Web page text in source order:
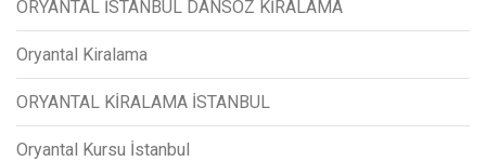
ORYANTAL İSTANBUL DANSÖZ KİRALAMA
Oryantal Kiralama
ORYANTAL KİRALAMA İSTANBUL
Oryantal Kursu İstanbul